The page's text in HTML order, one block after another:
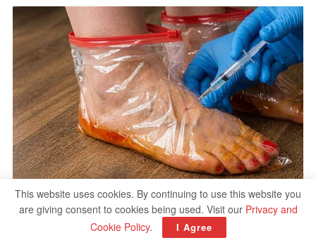
This website uses cookies. By continuing to use this website you
are giving consent to cookies being used. Visit our Privacy and
Cookie Policy. I Agree